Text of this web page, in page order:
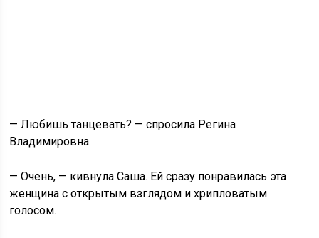
— Любишь танцевать? — спросила Регина
Владимировна.
— Очень, — кивнула Саша. Ей сразу понравилась эта
женщина с открытым взглядом и хрипловатым
голосом.